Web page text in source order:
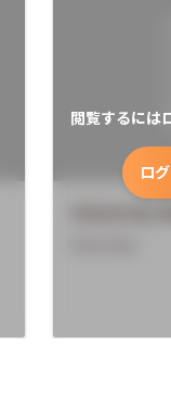
閲覧するには
ロ